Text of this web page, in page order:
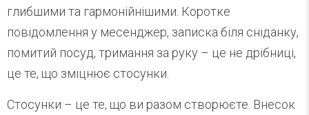
глибшими та гармонійнішими. Коротке
повідомлення у месенджер, записка біля сніданку,
помитий посуд, тримання за руку – це не дрібниці,
це те, що зміцнює стосунки.
Стосунки – це те, що ви разом створюєте. Внесок